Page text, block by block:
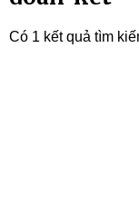
Có 1 kết quả tìm